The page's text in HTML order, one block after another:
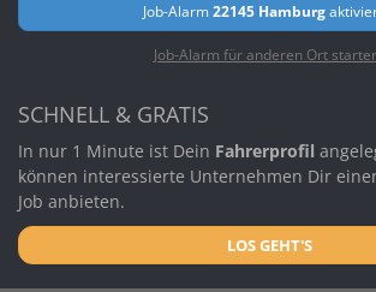
Job-Alarm22145 Hamburg
Job-Alarm für anderen Ort
SCHNELL & GRATIS
In nur 1 Minute ist Dein Fahrerprofil
können interessierte Unternehmen Dir
Job anbieten.
LOS GEHT'S